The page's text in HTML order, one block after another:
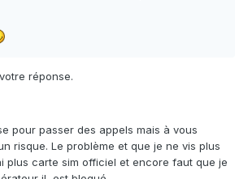
réponse.
pour passer des appels mais à vous
risque. Le problème et que je ne vis plus
plus carte sim officiel et encore faut que je